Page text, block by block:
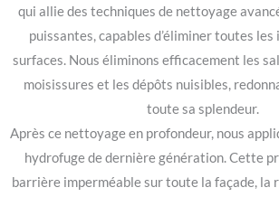
qui allie des techniques de nettoyage
puissantes, capables d’éliminer toutes les
surfaces. Nous éliminons efficacement les
moisissures et les dépôts nuisibles,
toute sa splendeur.
Après ce nettoyage en profondeur, nous
hydrofuge de dernière génération. Cette
barrière imperméable sur toute la façade, la